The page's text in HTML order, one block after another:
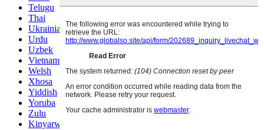
Telugu
Thai
Ukrainian
Urdu
Uzbek
Vietnamese
Welsh
Xhosa
Yiddish
Yoruba
Zulu
Kinyarwanda